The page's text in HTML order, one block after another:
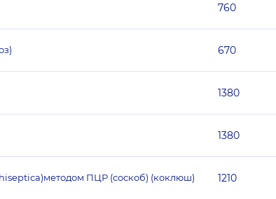
760
670
1380
1380
ПЦР (соскоб) (коклюш) 1210